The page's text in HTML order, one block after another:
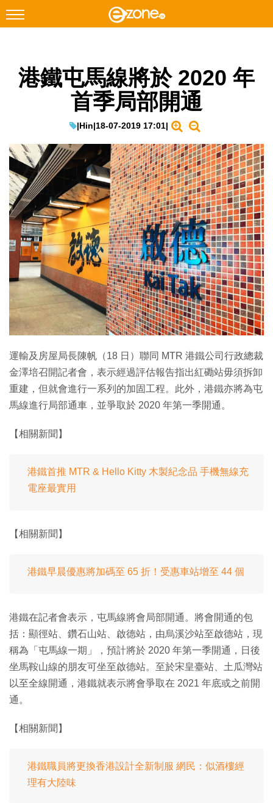
Facebook Instagram
遊戲動漫
教學評測
EduTech
IT Times
生成式AI與雲端應用
Enterprise Digital Transformation
特集
港鐵屯馬線將於 2020 年
首季局部開通
|Hin|18-07-2019 17:01|
運輸及房屋局長陳帆（18 日）聯同 MTR 港鐵公司行政總裁
金澤培召開記者會，表示經過評估報告指出紅磡站毋須拆卸
重建，但就會進行一系列的加固工程。此外，港鐵亦將為屯
馬線進行局部通車，並爭取於 2020 年第一季開通。
【相關新聞】
港鐵首推 MTR & Hello Kitty 木製紀念品 手機無線充
電座最實用
【相關新聞】
港鐵早晨優惠將加碼至 65 折！受惠車站增至 44 個
港鐵在記者會表示，屯馬線將會局部開通。將會開通的包
括：顯徑站、鑽石山站、啟德站，由烏溪沙站至啟德站，現
稱為「屯馬線一期」，預計將於 2020 年第一季開通，日後
坐馬鞍山線的朋友可坐至啟德站。至於宋皇臺站、土瓜灣站
以至全線開通，港鐵就表示將會爭取在 2021 年底或之前開
通。
【相關新聞】
港鐵職員將更換香港設計全新制服 網民：似酒樓經
理有大陸味